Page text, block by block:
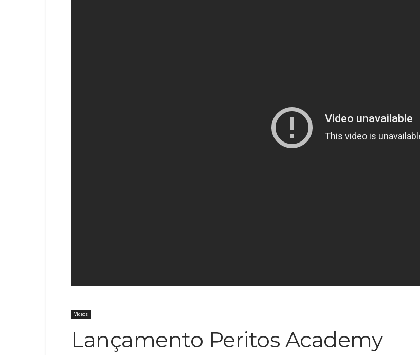
Vídeos
Lançamento Peritos Academy